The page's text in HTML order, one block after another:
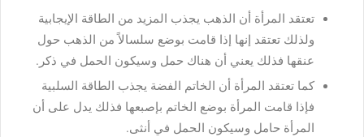
تعتقد المرأة أن الذهب يجذب المزيد من الطاقة الإيجابية
ولذلك تعتقد إنها إذا قامت بوضع سلسالاً من الذهب حول
عنقها فذلك يعني أن هناك حمل وسيكون الحمل في ذكر.
كما تعتقد المرأة أن الخاتم الفضة يجذب الطاقة السلبية
فإذا قامت المرأة بوضع الخاتم بإصبعها فذلك يدل على أن
المرأة حامل وسيكون الحمل في أنثى.